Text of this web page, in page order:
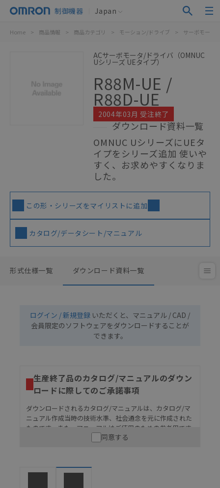
制御機器 Japan
Home > 商品情報 > 商品カテゴリ > モーション/ドライブ > サーボモータ/
ACサーボモータ/ドライバ（OMNUC
Uシリーズ UEタイプ）
R88M-UE /
R88D-UE
2004年03月 受注終了
ダウンロード資料一覧
OMNUC UシリーズにUEタ
イプをシリーズ追加 使いや
すく、お求めやすくなりま
した。
この形・シリーズをマイリストに追加
カタログ/データシート/マニュアル
形式仕様一覧 ダウンロード資料一覧
ログイン / 新規登録 いただくと、マニュアル / CAD /
会員限定のソフトウェアをダウンロードすることが
できます。
生産終了品のカタログ/マニュアルのダウン
ロードに際してのご承諾事項
ダウンロードされるカタログ/マニュアルは、カタログ/マ
ニュアル作成当時の技術水準、社会通念を元に作成された
ものです。また、マニュアルはご使用のための参考用です
ので、ご使用にあたっての安全性については十分にご配慮
うな用途に使用される場合には、システム全体として
同意する